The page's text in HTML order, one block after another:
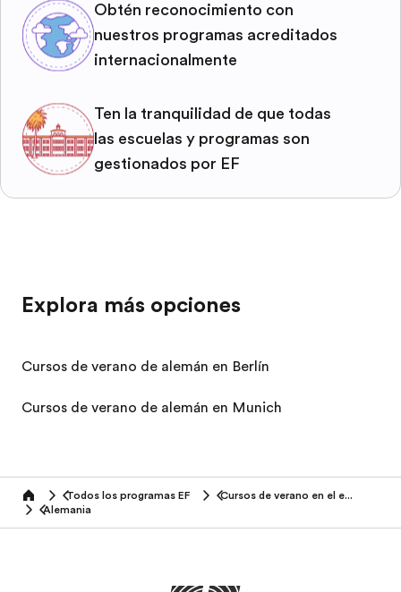
Obtén reconocimiento con
nuestros programas acreditados
internacionalmente
Ten la tranquilidad de que todas
las escuelas y programas son
gestionados por EF
Explora más opciones
Cursos de verano de alemán en Berlín
Cursos de verano de alemán en Munich
home Todos los programas EF
Cursos de verano en el extranjero
Alemania